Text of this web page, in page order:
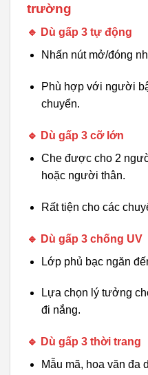
trường
🔹 Dù gấp 3 tự động
Nhấn nút mở/đóng
Phù hợp với người
chuyển.
🔹 Dù gấp 3 cỡ lớn
Che được cho 2
hoặc người thân.
Rất tiện cho các
🔹 Dù gấp 3 chống UV
Lớp phủ bạc ngăn
Lựa chọn lý tưởng
đi nắng.
🔹 Dù gấp 3 thời trang
Mẫu mã, hoa văn đa